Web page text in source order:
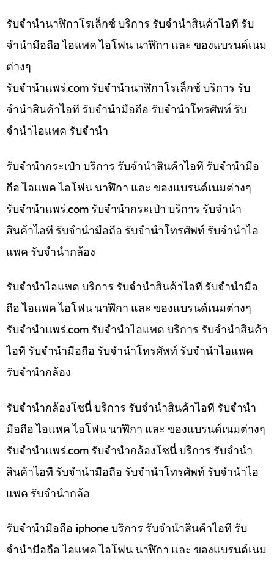
รับจำนำนาฬิกาโรเล็กซ์ บริการ รับจำนำสินค้าไอที รับ
จำนำมือถือ ไอแพค ไอโฟน นาฬิกา และ ของแบรนด์เนม
ต่างๆ
รับจํานําแพร่.com รับจำนำนาฬิกาโรเล็กซ์ บริการ รับ
จำนำสินค้าไอที รับจำนำมือถือ รับจำนำโทรศัพท์ รับ
จำนำไอแพค รับจำนำ
รับจำนำกระเป๋า บริการ รับจำนำสินค้าไอที รับจำนำมือ
ถือ ไอแพค ไอโฟน นาฬิกา และ ของแบรนด์เนมต่างๆ
รับจํานําแพร่.com รับจำนำกระเป๋า บริการ รับจำนำ
สินค้าไอที รับจำนำมือถือ รับจำนำโทรศัพท์ รับจำนำไอ
แพค รับจำนำกล้อง
รับจำนำไอแพด บริการ รับจำนำสินค้าไอที รับจำนำมือ
ถือ ไอแพค ไอโฟน นาฬิกา และ ของแบรนด์เนมต่างๆ
รับจํานําแพร่.com รับจำนำไอแพด บริการ รับจำนำสินค้า
ไอที รับจำนำมือถือ รับจำนำโทรศัพท์ รับจำนำไอแพค
รับจำนำกล้อง
รับจำนำกล้องโซนี่ บริการ รับจำนำสินค้าไอที รับจำนำ
มือถือ ไอแพค ไอโฟน นาฬิกา และ ของแบรนด์เนมต่างๆ
รับจํานําแพร่.com รับจำนำกล้องโซนี่ บริการ รับจำนำ
สินค้าไอที รับจำนำมือถือ รับจำนำโทรศัพท์ รับจำนำไอ
แพค รับจำนำกล้อ
รับจำนำมือถือ iphone บริการ รับจำนำสินค้าไอที รับ
จำนำมือถือ ไอแพค ไอโฟน นาฬิกา และ ของแบรนด์เนม